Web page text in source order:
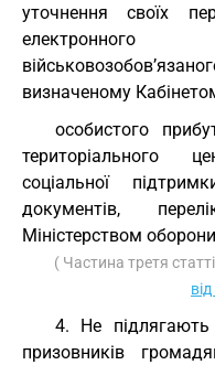
уточнення своїх
електронного
визначеному
особистого
територіального
соціальної
документів,
Міністерством
( Частина третя
4. Не
призовників